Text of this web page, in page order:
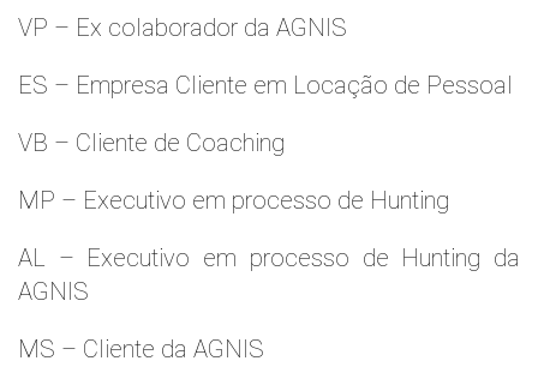
VP – Ex colaborador da AGNIS
ES – Empresa Cliente em Locação de Pessoal
VB – Cliente de Coaching
MP – Executivo em processo de Hunting
AL – Executivo em processo de Hunting da
AGNIS
MS – Cliente da AGNIS